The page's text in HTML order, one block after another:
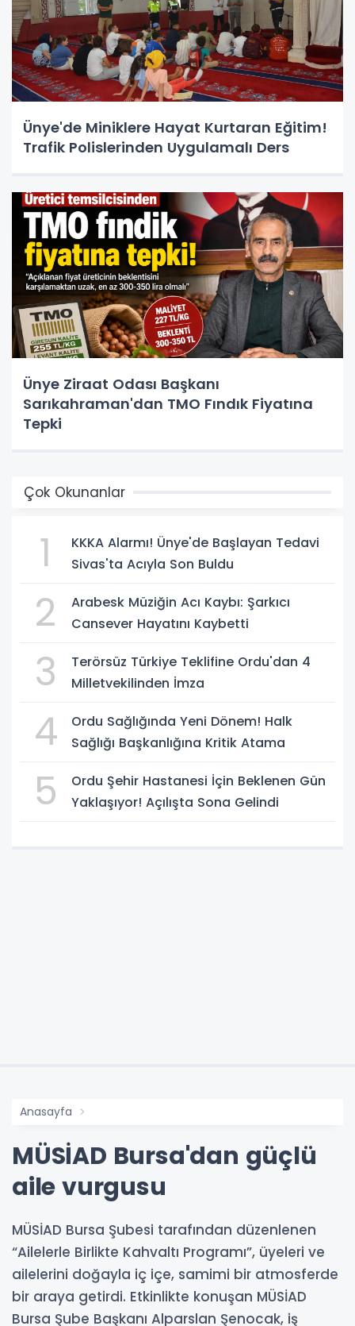
Ünye'de Miniklere Hayat Kurtaran Eğitim!
Trafik Polislerinden Uygulamalı Ders
Ünye Ziraat Odası Başkanı
Sarıkahraman'dan TMO Fındık Fiyatına
Tepki
Çok Okunanlar
1
KKKA Alarmı! Ünye'de Başlayan Tedavi
Sivas'ta Acıyla Son Buldu
2
Arabesk Müziğin Acı Kaybı: Şarkıcı
Cansever Hayatını Kaybetti
3
Terörsüz Türkiye Teklifine Ordu'dan 4
Milletvekilinden İmza
4
Ordu Sağlığında Yeni Dönem! Halk
Sağlığı Başkanlığına Kritik Atama
5
Ordu Şehir Hastanesi İçin Beklenen Gün
Yaklaşıyor! Açılışta Sona Gelindi
Anasayfa
MÜSİAD Bursa'dan güçlü
aile vurgusu
MÜSİAD Bursa Şubesi tarafından düzenlenen
“Ailelerle Birlikte Kahvaltı Programı”, üyeleri ve
ailelerini doğayla iç içe, samimi bir atmosferde
bir araya getirdi. Etkinlikte konuşan MÜSİAD
Bursa Şube Başkanı Alparslan Şenocak, iş